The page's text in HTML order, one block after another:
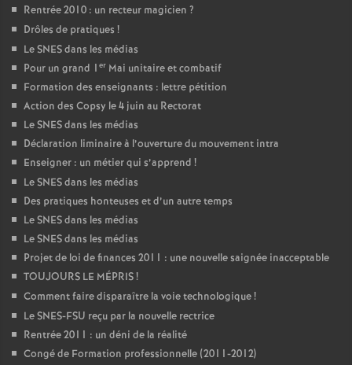
Rentrée 2010 : un recteur magicien ?
Drôles de pratiques !
Le SNES dans les médias
Pour un grand 1 er Mai unitaire et combatif
Formation des enseignants : lettre pétition
Action des Copsy le 4 juin au Rectorat
Le SNES dans les médias
Déclaration liminaire à l’ouverture du mouvement intra
Enseigner : un métier qui s’apprend !
Le SNES dans les médias
Des pratiques honteuses et d’un autre temps
Le SNES dans les médias
Le SNES dans les médias
Projet de loi de finances 2011 : une nouvelle saignée inacceptable
TOUJOURS LE MÉPRIS!
Comment faire disparaître la voie technologique!
Le SNES-FSU reçu par la nouvelle rectrice
Rentrée 2011 : un déni de la réalité
Congé de Formation professionnelle (2011-2012)